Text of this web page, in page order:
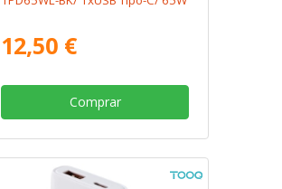
12,50 €
Comprar